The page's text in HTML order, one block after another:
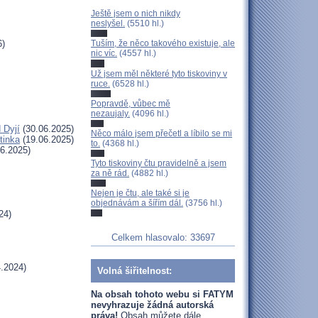
Dyjí (30.06.2025)
(19.06.2025)
Ještě jsem o nich nikdy
neslyšel. (5510 hl.)
Tuším, že něco takového existuje, ale
nic víc. (4557 hl.)
Už jsem měl některé tyto tiskoviny v
ruce. (6528 hl.)
Popravdě, vůbec mě
nezaujaly. (4096 hl.)
Něco málo jsem přečetl a líbilo se mi
to. (4368 hl.)
Tyto tiskoviny čtu pravidelně a jsem
za ně rád. (4882 hl.)
Nejen je čtu, ale také si je
objednávám a šířím dál. (3756 hl.)
Celkem hlasovalo: 33697
Volná šiřitelnost:
Na obsah tohoto webu si FATYM
nevyhrazuje žádná autorská
práva! Obsah můžete dále